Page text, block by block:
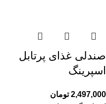
صندلی غذای پرتابل
اسپرینگ
2,497,000 تومان